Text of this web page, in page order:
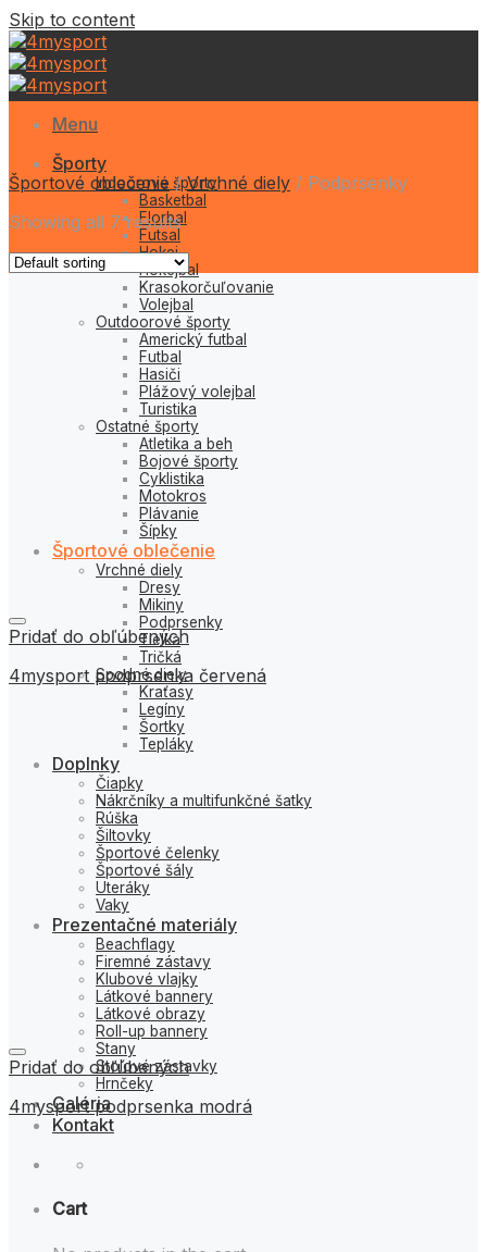
Skip to content
Menu
Športy
Indoorové športy
Basketbal
Florbal
Futsal
Hokej
Hokejbal
Krasokorčuľovanie
Volejbal
Outdoorové športy
Americký futbal
Futbal
Hasiči
Plážový volejbal
Turistika
Ostatné športy
Atletika a beh
Bojové športy
Cyklistika
Motokros
Plávanie
Šípky
Športové oblečenie
Vrchné diely
Dresy
Mikiny
Podprsenky
Tielka
Tričká
Spodné diely
Kraťasy
Legíny
Šortky
Tepláky
Doplnky
Čiapky
Nákrčníky a multifunkčné šatky
Rúška
Šiltovky
Športové čelenky
Športové šály
Uteráky
Vaky
Prezentačné materiály
Beachflagy
Firemné zástavy
Klubové vlajky
Látkové bannery
Látkové obrazy
Roll-up bannery
Stany
Stolové zástavky
Hrnčeky
Galéria
Kontakt
Cart
Športové oblečenie / Vrchné diely / Podprsenky
Showing all 7 results
Pridať do obľúbených
4mysport podprsenka červená
Pridať do obľúbených
4mysport podprsenka modrá